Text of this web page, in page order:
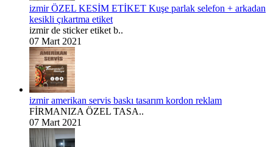
izmir ÖZEL KESİM ETİKET Kuşe parlak selefon + arkadan
kesikli çıkartma etiket
izmir de sticker etiket b..
07 Mart 2021
izmir amerikan servis baskı tasarım kordon reklam
FİRMANIZA ÖZEL TASA..
07 Mart 2021